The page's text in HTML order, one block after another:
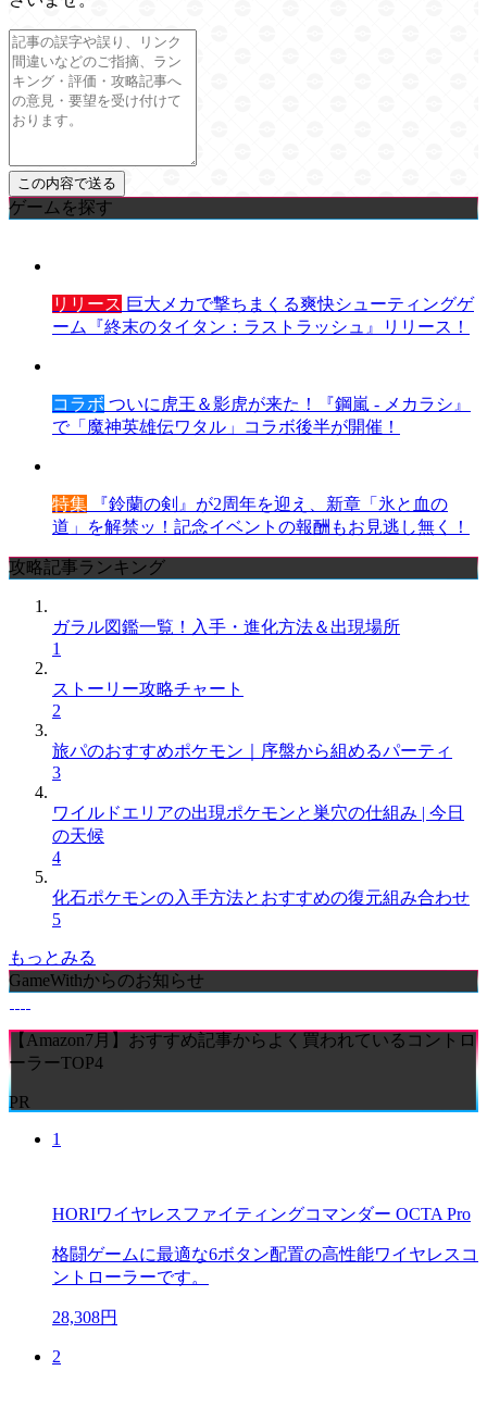
ゲームを探す
リリース 巨大メカで撃ちまくる爽快シューティングゲ
ーム『終末のタイタン：ラストラッシュ』リリース！
コラボ ついに虎王＆影虎が来た！『鋼嵐 - メカラシ』
で「魔神英雄伝ワタル」コラボ後半が開催！
特集 『鈴蘭の剣』が2周年を迎え、新章「氷と血の
道」を解禁ッ！記念イベントの報酬もお見逃し無く！
攻略記事ランキング
ガラル図鑑一覧！入手・進化方法＆出現場所
1
ストーリー攻略チャート
2
旅パのおすすめポケモン｜序盤から組めるパーティ
3
ワイルドエリアの出現ポケモンと巣穴の仕組み | 今日
の天候
4
化石ポケモンの入手方法とおすすめの復元組み合わせ
5
もっとみる
GameWithからのお知らせ
【Amazon7月】おすすめ記事からよく買われているコントロ
ーラーTOP4
PR
1
HORIワイヤレスファイティングコマンダー OCTA Pro
格闘ゲームに最適な6ボタン配置の高性能ワイヤレスコ
ントローラーです。
28,308円
2